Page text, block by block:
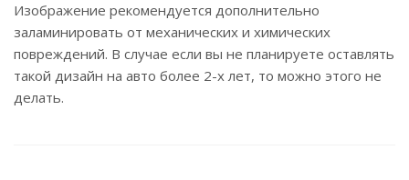
Изображение рекомендуется дополнительно
заламинировать от механических и химических
повреждений. В случае если вы не планируете оставлять
такой дизайн на авто более 2-х лет, то можно этого не
делать.